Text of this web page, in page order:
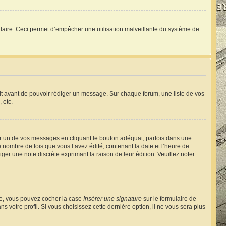
Ceci permet d’empêcher une utilisation malveillante du système de
de pouvoir rédiger un message. Sur chaque forum, une liste de vos
etc.
de vos messages en cliquant le bouton adéquat, parfois dans une
de fois que vous l’avez édité, contenant la date et l’heure de
une note discrète exprimant la raison de leur édition. Veuillez noter
vous pouvez cocher la case Insérer une signature sur le formulaire de
votre profil. Si vous choisissez cette dernière option, il ne vous sera plus